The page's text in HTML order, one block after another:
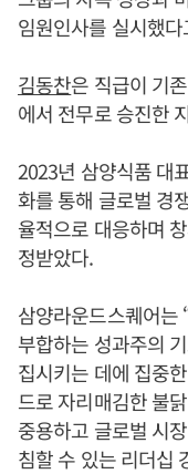
임원인사를 실시했
김동찬은 직급이 기
에서 전무로 승진한
2023년 삼양식품 대
화를 통해 글로벌 경
율적으로 대응하며
정받았다.
삼양라운드스퀘어는
부합하는 성과주의
집시키는 데에 집중
드로 자리매김한 불
중용하고 글로벌 시
침할 수 있는 리더십